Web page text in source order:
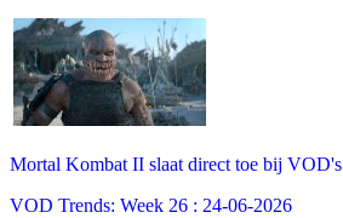
Mortal Kombat II slaat direct toe bij VOD's
VOD Trends: Week 26 : 24-06-2026